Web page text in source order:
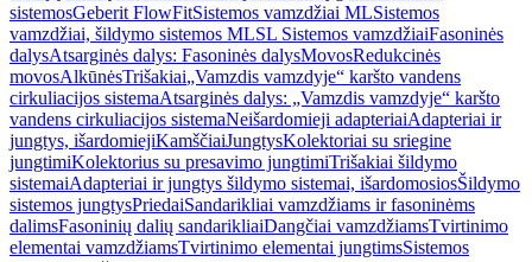
sistemosGeberit FlowFitSistemos vamzdžiai MLSistemos
vamzdžiai, šildymo sistemos MLSL Sistemos vamzdžiaiFasoninės
dalysAtsarginės dalys: Fasoninės dalysMovosRedukcinės
movosAlkūnėsTrišakiai„Vamzdis vamzdyje“ karšto vandens
cirkuliacijos sistemaAtsarginės dalys: „Vamzdis vamzdyje“ karšto
vandens cirkuliacijos sistemaNeišardomieji adapteriaiAdapteriai ir
jungtys, išardomiejiKamščiaiJungtysKolektoriai su sriegine
jungtimiKolektorius su presavimo jungtimiTrišakiai šildymo
sistemaiAdapteriai ir jungtys šildymo sistemai, išardomosiosŠildymo
sistemos jungtysPriedaiSandarikliai vamzdžiams ir fasoninėms
dalimsFasoninių dalių sandarikliaiDangčiai vamzdžiamsTvirtinimo
elementai vamzdžiamsTvirtinimo elementai jungtimsSistemos